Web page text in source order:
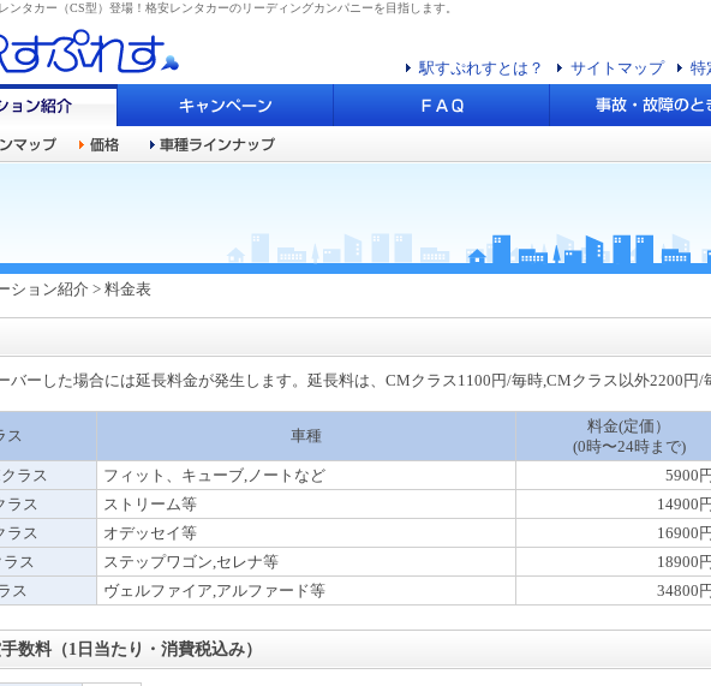
ンタカー（CS型）登場！格安レンタカーのリーディングカンパニーを目指します。
駅すぷれすとは？ サイトマップ 特
ション紹介 > 料金表
バーした場合には延長料金が発生します。延長料は、CMクラス1100円/毎時,CMクラス以外2200円/
ス
車種
料金(定価）
(0時〜24時まで)
ラス
フィット、キューブ,ノートなど
5900
ラス
ストリーム等
14900
ラス
オデッセイ等
16900
ラス
ステップワゴン,セレナ等
18900
ス
ヴェルファイア,アルファード等 34800
数料（1日当たり・消費税込み）